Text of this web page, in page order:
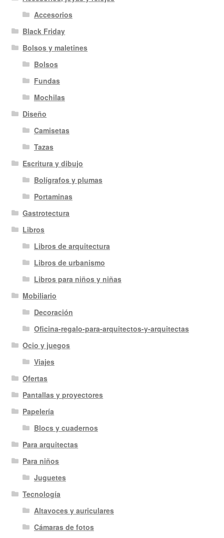
Accesorios
Black Friday
Bolsos y maletines
Bolsos
Fundas
Mochilas
Diseño
Camisetas
Tazas
Escritura y dibujo
Bolígrafos y plumas
Portaminas
Gastrotectura
Libros
Libros de arquitectura
Libros de urbanismo
Libros para niños y niñas
Mobiliario
Decoración
Oficina-regalo-para-arquitectos-y-arquitectas
Ocio y juegos
Viajes
Ofertas
Pantallas y proyectores
Papelería
Blocs y cuadernos
Para arquitectas
Para niños
Juguetes
Tecnología
Altavoces y auriculares
Cámaras de fotos